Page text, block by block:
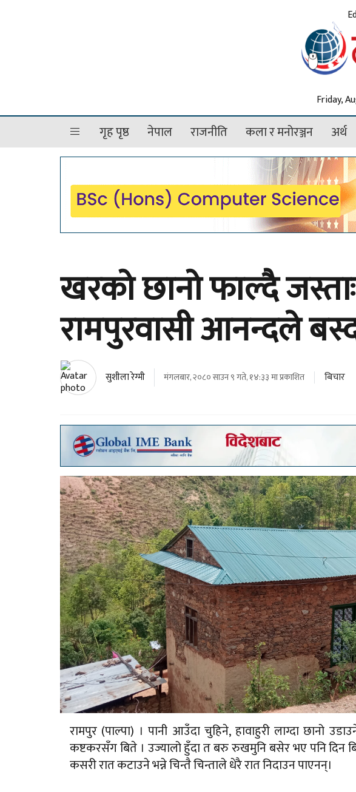
Friday,
गृह पृष्ठ नेपाल राजनीति कला र मनोरञ्जन अर्थ
खरको छानो फाल्दै
रामपुरवासी आनन्दले
सुशीला रेग्मी मंगलबार, २०८० साउन ९ गते, १४:३३ मा प्रकाशित बिचार
रामपुर (पाल्पा) । पानी आउँदा चुहिने, हावाहुरी लाग्दा छानो
कष्टकरसँग बिते । उज्यालो हुँदा त बरु रुखमुनि बसेर भए पनि दिन
कसरी रात कटाउने भन्ने चिन्तै चिन्ताले धेरै रात निदाउन पाएनन्।